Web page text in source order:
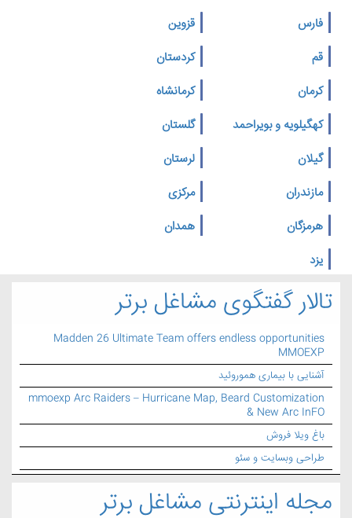
فارس
قزوین
قم
کردستان
کرمان
کرمانشاه
کهگیلویه و بویراحمد
گلستان
گیلان
لرستان
مازندران
مرکزی
هرمزگان
همدان
یزد
تالار گفتگوی مشاغل برتر
Madden 26 Ultimate Team offers endless opportunities
MMOEXP
آشنایی با بیماری هموروئید
mmoexp Arc Raiders – Hurricane Map, Beard Customization
& New Arc InFO
باغ ویلا فروش
طراحی وبسایت و سئو
مجله اینترنتی مشاغل برتر